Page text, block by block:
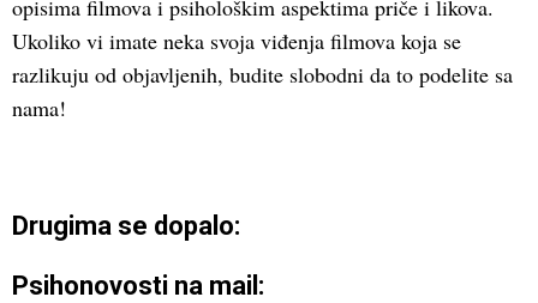
opisima filmova i psihološkim aspektima priče i likova.
Ukoliko vi imate neka svoja viđenja filmova koja se
razlikuju od objavljenih, budite slobodni da to podelite sa
nama!
Drugima se dopalo:
Psihonovosti na mail: